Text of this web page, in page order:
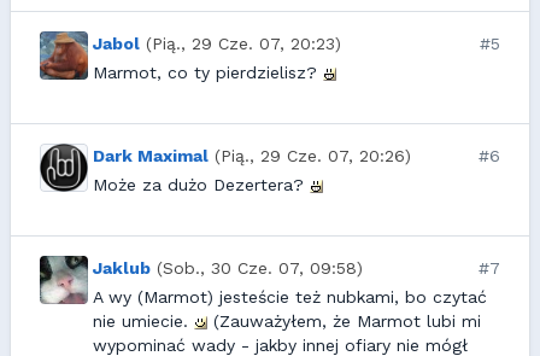
Jabol (Pią., 29 Cze. 07, 20:23)
#5
Marmot, co ty pierdzielisz?
Dark Maximal (Pią., 29 Cze. 07, 20:26)
#6
Może za dużo Dezertera?
Jaklub (Sob., 30 Cze. 07, 09:58)
#7
A wy (Marmot) jesteście też nubkami, bo czytać
nie umiecie.
(Zauważyłem, że Marmot lubi mi
wypominać wady - jakby innej ofiary nie mógł